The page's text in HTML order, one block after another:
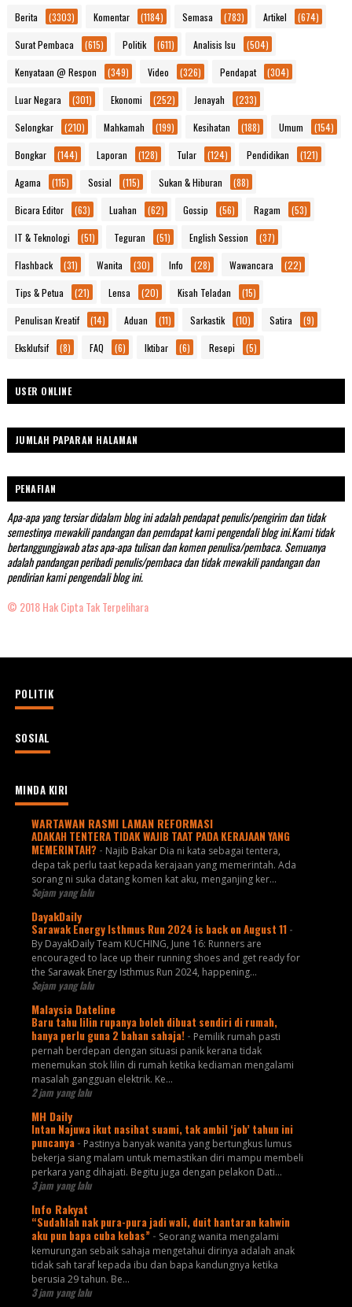
Berita (3303) Komentar (1184) Semasa (783) Artikel (674)
Surat Pembaca (615) Politik (611) Analisis Isu (504)
Kenyataan @ Respon (349) Video (326) Pendapat (304)
Luar Negara (301) Ekonomi (252) Jenayah (233)
Selongkar (210) Mahkamah (199) Kesihatan (188) Umum (154)
Bongkar (144) Laporan (128) Tular (124) Pendidikan (121)
Agama (115) Sosial (115) Sukan & Hiburan (88)
Bicara Editor (63) Luahan (62) Gossip (56) Ragam (53)
IT & Teknologi (51) Teguran (51) English Session (37)
Flashback (31) Wanita (30) Info (28) Wawancara (22)
Tips & Petua (21) Lensa (20) Kisah Teladan (15)
Penulisan Kreatif (14) Aduan (11) Sarkastik (10) Satira (9)
Eksklufsif (8) FAQ (6) Iktibar (6) Resepi (5)
USER ONLINE
JUMLAH PAPARAN HALAMAN
PENAFIAN
Apa-apa yang tersiar didalam blog ini adalah pendapat penulis/pengirim dan tidak
semestinya mewakili pandangan dan pemdapat kami pengendali blog ini.Kami tidak
bertanggungjawab atas apa-apa tulisan dan komen penulisa/pembaca. Semuanya
adalah pandangan peribadi penulis/pembaca dan tidak mewakili pandangan dan
pendirian kami pengendali blog ini.
© 2018 Hak Cipta Tak Terpelihara
POLITIK
SOSIAL
MINDA KIRI
WARTAWAN RASMI LAMAN REFORMASI
ADAKAH TENTERA TIDAK WAJIB TAAT PADA KERAJAAN YANG
MEMERINTAH? - Najib Bakar Dia ni kata sebagai tentera,
depa tak perlu taat kepada kerajaan yang memerintah. Ada
sorang ni suka datang komen kat aku, menganjing ker...
Sejam yang lalu
DayakDaily
Sarawak Energy Isthmus Run 2024 is back on August 11 -
By DayakDaily Team KUCHING, June 16: Runners are
encouraged to lace up their running shoes and get ready for
the Sarawak Energy Isthmus Run 2024, happening...
Sejam yang lalu
Malaysia Dateline
Baru tahu lilin rupanya boleh dibuat sendiri di rumah,
hanya perlu guna 2 bahan sahaja! - Pemilik rumah pasti
pernah berdepan dengan situasi panik kerana tidak
menemukan stok lilin di rumah ketika kediaman mengalami
masalah gangguan elektrik. Ke...
2 jam yang lalu
MH Daily
Intan Najuwa ikut nasihat suami, tak ambil ‘job’ tahun ini
puncanya - Pastinya banyak wanita yang bertungkus lumus
bekerja siang malam untuk memastikan diri mampu membeli
perkara yang dihajati. Begitu juga dengan pelakon Dati...
3 jam yang lalu
Info Rakyat
“Sudahlah nak pura-pura jadi wali, duit hantaran kahwin
aku pun bapa cuba kebas” - Seorang wanita mengalami
kemurungan sebaik sahaja mengetahui dirinya adalah anak
tidak sah taraf kepada ibu dan bapa kandungnya ketika
berusia 29 tahun. Be...
3 jam yang lalu